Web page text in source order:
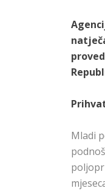
Mladi